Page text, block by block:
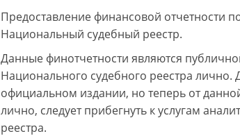
Предоставление финансовой отчетности
Национальный судебный реестр.
Данные финотчетности являются
Национального судебного реестра
официальном издании, но теперь от
лично, следует прибегнуть к услугам
реестра.